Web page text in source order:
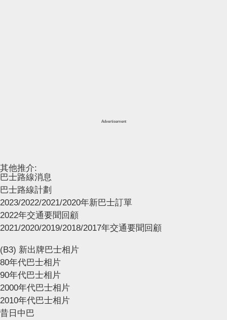
Advertisement
其他推介:
巴士路線消息
巴士路線計劃
2023/2022/2021/2020年新巴士訂單
2022年交通要聞回顧
2021/2020/2019/2018/2017年交通要聞回顧
(B3) 新出牌巴士相片
80年代巴士相片
90年代巴士相片
2000年代巴士相片
2010年代巴士相片
昔日中巴